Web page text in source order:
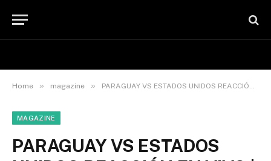
Home » magazine » PARAGUAY VS ESTADOS UNIDOS REACCIÓN EN VIVO | CELEBRAMOS UN MES DEL ESTRENO | LA JUGADA GOOD
MAGAZINE
PARAGUAY VS ESTADOS